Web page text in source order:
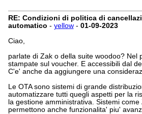
RE: Condizioni di politica di
automatico - yellow- 01-09-2023
Ciao,
parlate di Zak o della suite woodoo? Nel
stampate sul voucher. E accessibili dal
C'e' anche da aggiungere una
Le OTA sono sistemi di grande
automatizzare tutti quegli aspetti per la
la gestione amministrativa. Sistemi
permettono anche funzionalita' piu'